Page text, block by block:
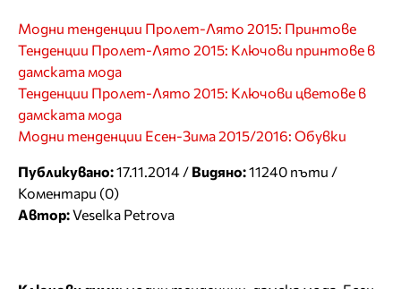
Модни тенденции Пролет-Лято 2015: Принтове
Тенденции Пролет-Лято 2015: Ключови принтове в
дамската мода
Тенденции Пролет-Лято 2015: Ключови цветове в
дамската мода
Модни тенденции Есен-Зима 2015/2016: Обувки
Публикувано:17.11.2014 / Видяно:11240 пъти /
Коментари (0)
Автор:Veselka Petrova